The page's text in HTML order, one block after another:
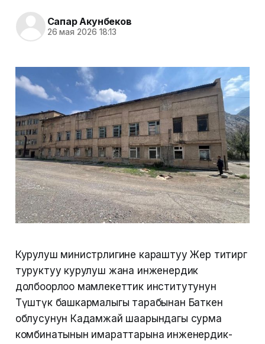
Сапар Акунбеков
26 мая 2026 18:13
Курулуш министрлигине караштуу Жер титирөөгө
туруктуу курулуш жана инженердик
долбоорлоо мамлекеттик институтунун
Түштүк башкармалыгы тарабынан Баткен
облусунун Кадамжай шаарындагы сурма
комбинатынын имараттарына инженердик-